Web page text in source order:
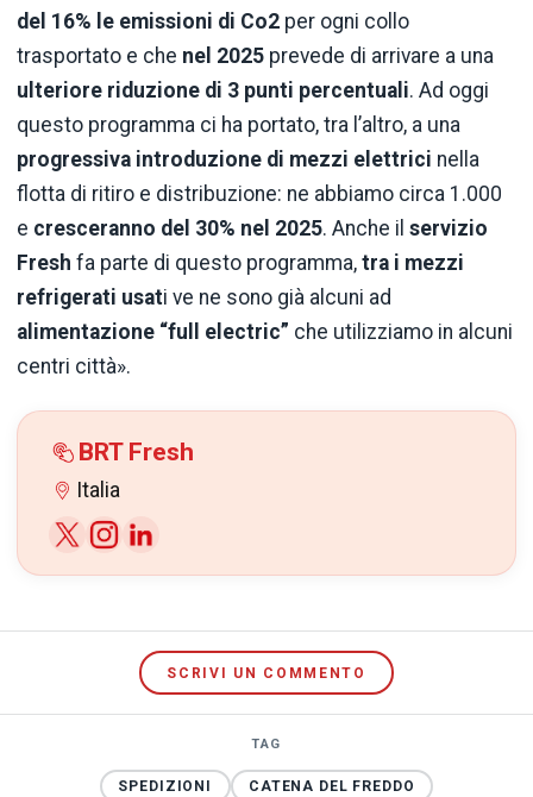
del 16% le emissioni di Co2 per ogni collo
trasportato e che nel 2025 prevede di arrivare a una
ulteriore riduzione di 3 punti percentuali. Ad oggi
questo programma ci ha portato, tra l’altro, a una
progressiva introduzione di mezzi elettrici nella
flotta di ritiro e distribuzione: ne abbiamo circa 1.000
e cresceranno del 30% nel 2025. Anche il servizio
Fresh fa parte di questo programma, tra i mezzi
refrigerati usati ve ne sono già alcuni ad
alimentazione “full electric” che utilizziamo in alcuni
centri città».
BRT Fresh
Italia
SCRIVI UN COMMENTO
TAG
SPEDIZIONI
CATENA DEL FREDDO